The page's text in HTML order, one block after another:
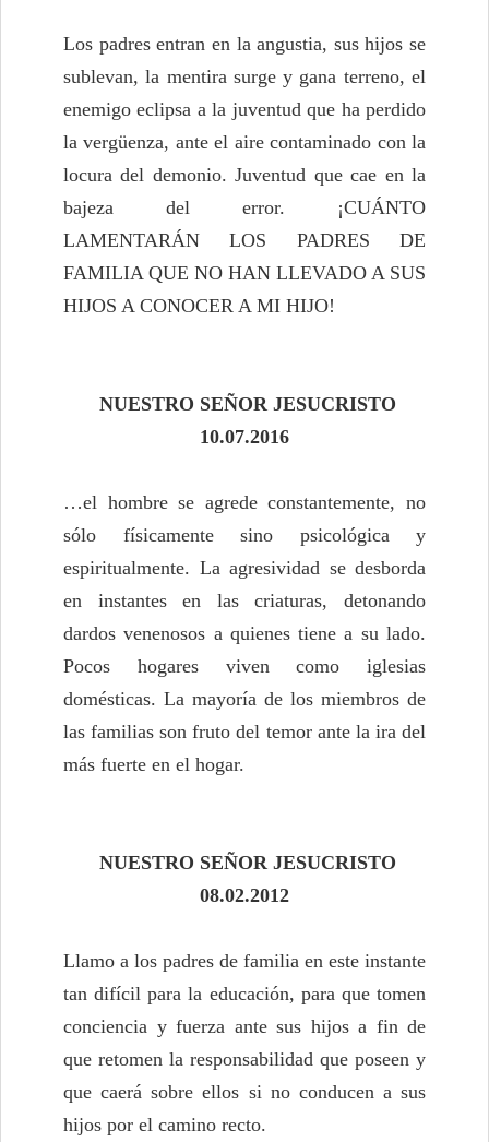
Los padres entran en la angustia, sus hijos se
sublevan, la mentira surge y gana terreno, el
enemigo eclipsa a la juventud que ha perdido
la vergüenza, ante el aire contaminado con la
locura del demonio. Juventud que cae en la
bajeza del error. ¡CUÁNTO
LAMENTARÁN LOS PADRES DE
FAMILIA QUE NO HAN LLEVADO A SUS
HIJOS A CONOCER A MI HIJO!
NUESTRO SEÑOR JESUCRISTO
10.07.2016
…el hombre se agrede constantemente, no
sólo físicamente sino psicológica y
espiritualmente. La agresividad se desborda
en instantes en las criaturas, detonando
dardos venenosos a quienes tiene a su lado.
Pocos hogares viven como iglesias
domésticas. La mayoría de los miembros de
las familias son fruto del temor ante la ira del
más fuerte en el hogar.
NUESTRO SEÑOR JESUCRISTO
08.02.2012
Llamo a los padres de familia en este instante
tan difícil para la educación, para que tomen
conciencia y fuerza ante sus hijos a fin de
que retomen la responsabilidad que poseen y
que caerá sobre ellos si no conducen a sus
hijos por el camino recto.